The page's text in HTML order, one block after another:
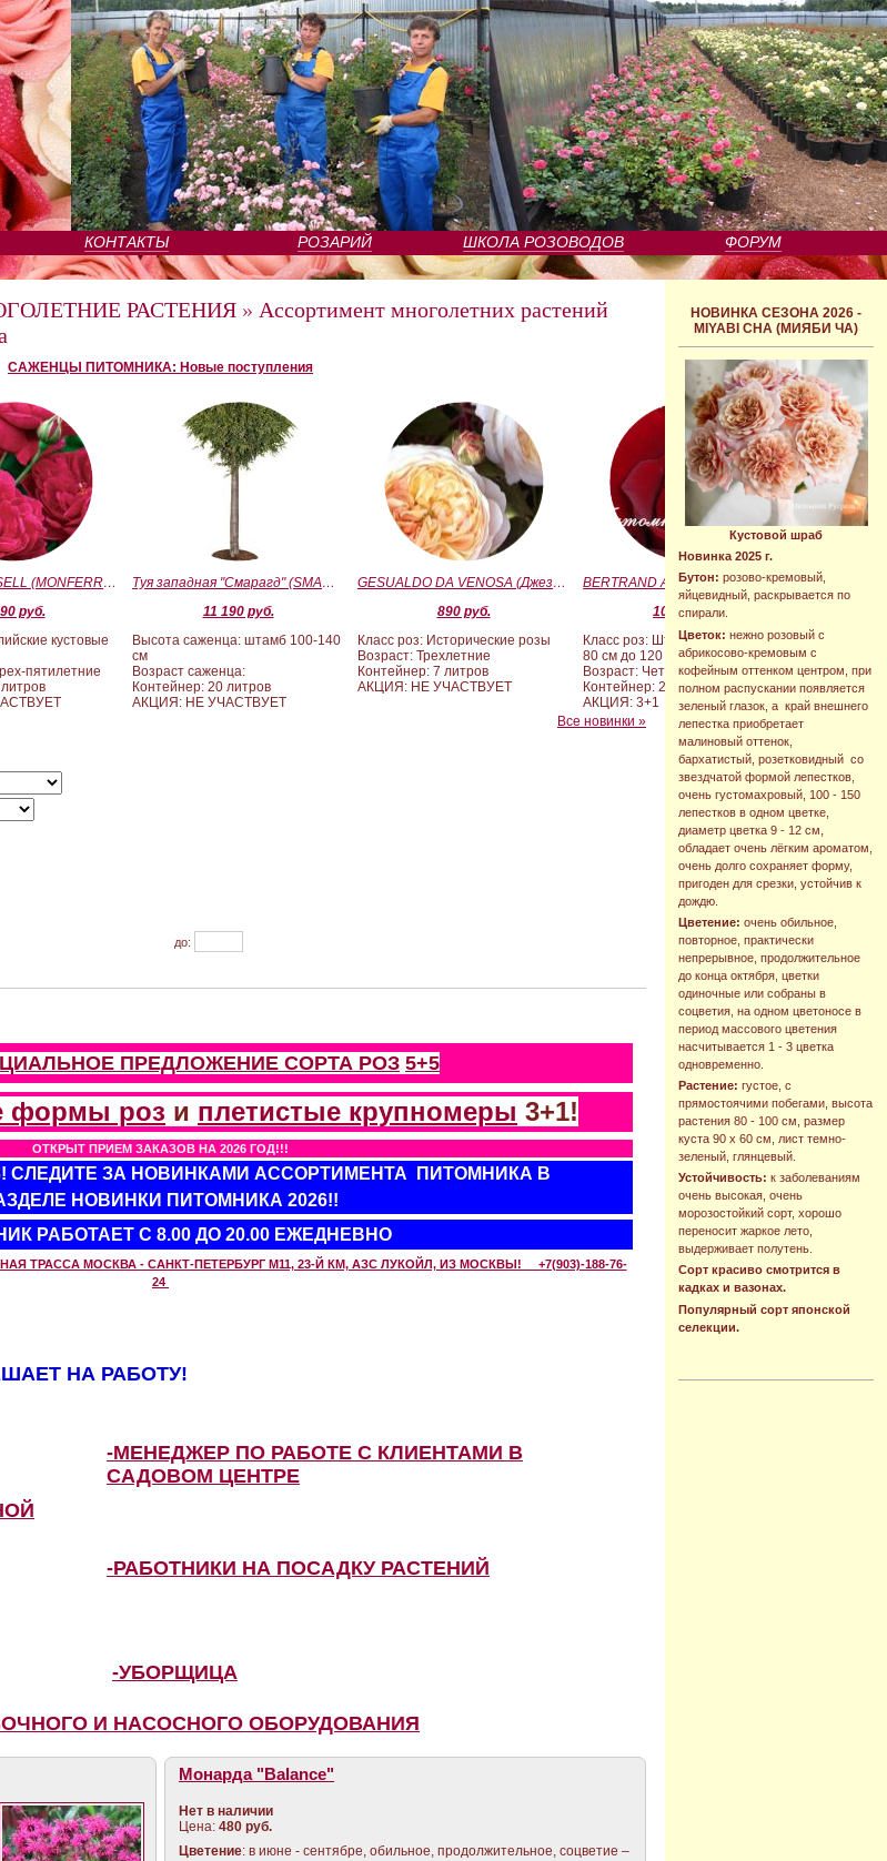
КОНТАКТЫ РОЗАРИЙ ШКОЛА РОЗОВОДОВ ФОРУМ
НОВИНКА СЕЗОНА 2026 -
MIYABI CHA (МИЯБИ ЧА)
Кустовой шраб
Новинка 2025 г.
Бутон: розово-кремовый,
яйцевидный, раскрывается по
спирали.
Цветок: нежно розовый с
абрикосово-кремовым с
кофейным оттенком центром, при
полном распускании появляется
зеленый глазок, а край внешнего
лепестка приобретает
малиновый оттенок,
бархатистый, розетковидный со
звездчатой формой лепестков,
очень густомахровый, 100 - 150
лепестков в одном цветке,
диаметр цветка 9 - 12 см,
обладает очень лёгким ароматом,
очень долго сохраняет форму,
пригоден для срезки, устойчив к
дождю.
Цветение: очень обильное,
повторное, практически
непрерывное, продолжительное
до конца октября, цветки
одиночные или собраны в
соцветия, на одном цветоносе в
период массового цветения
насчитывается 1 - 3 цветка
одновременно.
Растение: густое, с
прямостоячими побегами, высота
растения 80 - 100 см, размер
куста 90 х 60 см, лист темно-
зеленый, глянцевый.
Устойчивость: к заболеваниям
очень высокая, очень
морозостойкий сорт, хорошо
переносит жаркое лето,
выдерживает полутень.
Сорт красиво смотрится в
кадках и вазонах.
Популярный сорт японской
селекции.
РАСТЕНИЯ » Ассортимент многолетних растений
САЖЕНЦЫ ПИТОМНИКА: Новые поступления
DARCEY BUSSELL (MONFERRATO) (Дарси Басл)
руб.
кустовые
пятилетние
Туя западная "Смарагд" (SMARAGD) ШТАМБ 100-140
11 190 руб.
Высота саженца: штамб 100-140
см
Возраст саженца:
Контейнер: 20 литров
АКЦИЯ: НЕ УЧАСТВУЕТ
GESUALDO DA VENOSA (Джезуальдо Ди Веноза)
890 руб.
Класс роз: Исторические розы
Возраст: Трехлетние
Контейнер: 7 литров
АКЦИЯ: НЕ УЧАСТВУЕТ
BERTRAND AMOUSSOU (Бертран Амуссу)
10 000 руб.
Класс роз: Штамбовые формы от
80 см до 120 см
Возраст: Четырех-пятилетние
Контейнер: 20 литров
АКЦИЯ: 3+1
Все новинки »
до:
ПРЕДЛОЖЕНИЕ СОРТА РОЗ 5+5
формы роз и плетистые крупномеры 3+1!
ОТКРЫТ ПРИЕМ ЗАКАЗОВ НА 2026 ГОД!!!
СЛЕДИТЕ ЗА НОВИНКАМИ АССОРТИМЕНТА ПИТОМНИКА В
НОВИНКИ ПИТОМНИКА 2026!!
РАБОТАЕТ С 8.00 ДО 20.00 ЕЖЕДНЕВНО
ТРАССА МОСКВА - САНКТ-ПЕТЕРБУРГ М11, 23-Й КМ, АЗС ЛУКОЙЛ, ИЗ МОСКВЫ! +7(903)-188-76-
24
НА РАБОТУ!
-МЕНЕДЖЕР ПО РАБОТЕ С КЛИЕНТАМИ В
САДОВОМ ЦЕНТРЕ
-РАБОТНИКИ НА ПОСАДКУ РАСТЕНИЙ
-УБОРЩИЦА
И НАСОСНОГО ОБОРУДОВАНИЯ
Монарда "Balance"
Нет в наличии
Цена:480 руб.
Цветение: в июне - сентябре, обильное, продолжительное, соцветие –